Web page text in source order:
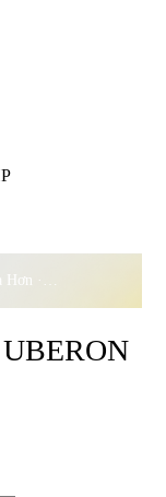
Vượt Qua Băng Giá, Cùng Tiến Xa Hơn ·500.000